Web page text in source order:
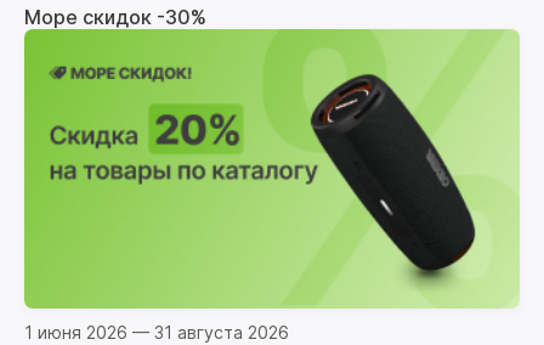
Море скидок -30%
1 июня 2026 — 31 августа 2026